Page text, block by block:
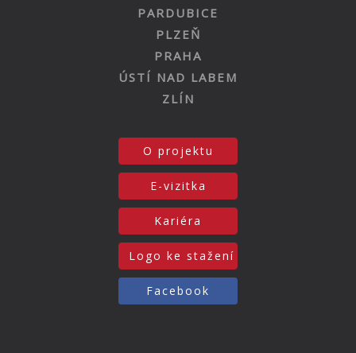
PARDUBICE
PLZEŇ
PRAHA
ÚSTÍ NAD LABEM
ZLÍN
O projektu
E-vizitka
Kariéra
Logo ke stažení
Facebook